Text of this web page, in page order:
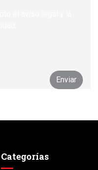
Categorías